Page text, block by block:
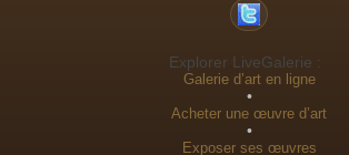
Explorer LiveGalerie :
Galerie d’art en ligne
•
Acheter une œuvre d’art
•
Exposer ses œuvres